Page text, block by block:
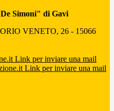
Simoni" di Gavi
VENETO, 26 - 15066
Link per inviare una mail
Link per inviare una mail